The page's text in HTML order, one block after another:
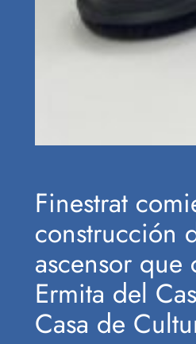
Finestrat
construcción
ascensor que
Ermita del
Casa de